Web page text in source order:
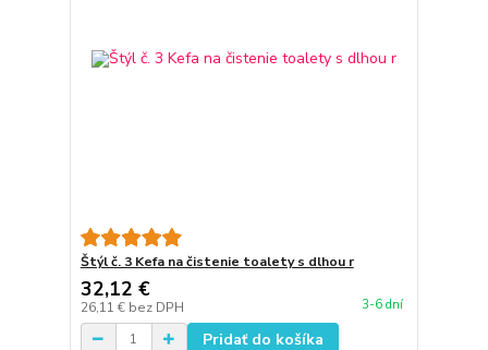
Štýl č. 3 Kefa na čistenie toalety s dlhou r
32,12 €
26,11 € bez DPH 3-6 dní
Pridať do košíka